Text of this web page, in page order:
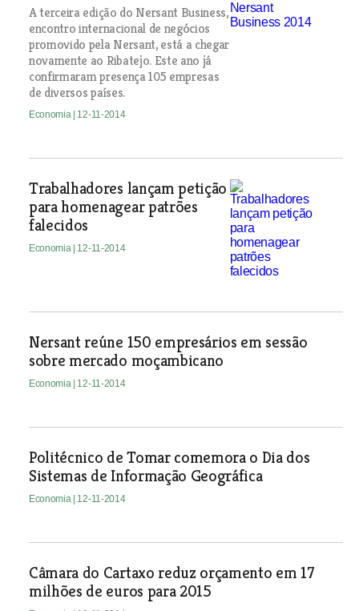
A terceira edição do Nersant Business,
encontro internacional de negócios
promovido pela Nersant, está a chegar
novamente ao Ribatejo. Este ano já
confirmaram presença 105 empresas
de diversos países.
Economia | 12-11-2014
Trabalhadores lançam petição
para homenagear patrões
falecidos
Economia | 12-11-2014
Nersant reúne 150 empresários em sessão
sobre mercado moçambicano
Economia | 12-11-2014
Politécnico de Tomar comemora o Dia dos
Sistemas de Informação Geográfica
Economia | 12-11-2014
Câmara do Cartaxo reduz orçamento em 17
milhões de euros para 2015